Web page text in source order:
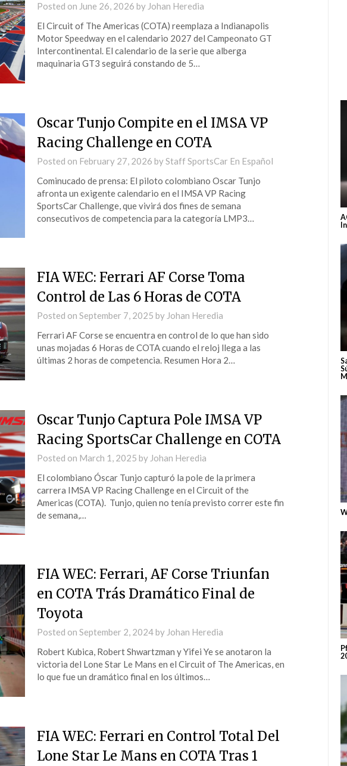
Posted on June 26, 2026 by Johan Heredia
El Circuit of The Americas (COTA) reemplaza a Indianapolis
Motor Speedway en el calendario 2027 del Campeonato GT
Intercontinental. El calendario de la serie que alberga
maquinaria GT3 seguirá constando de 5…
Oscar Tunjo Compite en el IMSA VP
Racing Challenge en COTA
Posted on February 27, 2026 by Staff SportsCar En Español
Cominucado de prensa: El piloto colombiano Oscar Tunjo
afronta un exigente calendario en el IMSA VP Racing
SportsCar Challenge, que vivirá dos fines de semana
consecutivos de competencia para la categoría LMP3…
FIA WEC: Ferrari AF Corse Toma
Control de Las 6 Horas de COTA
Posted on September 7, 2025 by Johan Heredia
Ferrari AF Corse se encuentra en control de lo que han sido
unas mojadas 6 Horas de COTA cuando el reloj llega a las
últimas 2 horas de competencia. Resumen Hora 2…
Oscar Tunjo Captura Pole IMSA VP
Racing SportsCar Challenge en COTA
Posted on March 1, 2025 by Johan Heredia
El colombiano Óscar Tunjo capturó la pole de la primera
carrera IMSA VP Racing Challenge en el Circuit of the
Americas (COTA). Tunjo, quien no tenía previsto correr este fin
de semana,…
FIA WEC: Ferrari, AF Corse Triunfan
en COTA Trás Dramático Final de
Toyota
Posted on September 2, 2024by Johan Heredia
Robert Kubica, Robert Shwartzman y Yifei Ye se anotaron la
victoria del Lone Star Le Mans en el Circuit of The Americas, en
lo que fue un dramático final en los últimos…
FIA WEC: Ferrari en Control Total Del
Lone Star Le Mans en COTA Tras 1